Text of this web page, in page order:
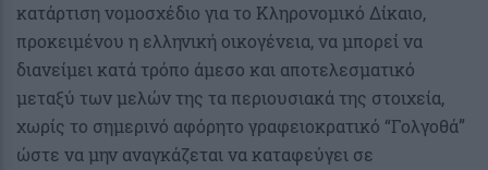
κατάρτιση νομοσχέδιο για το Κληρονομικό Δίκαιο,
προκειμένου η ελληνική οικογένεια, να μπορεί να
διανείμει κατά τρόπο άμεσο και αποτελεσματικό
μεταξύ των μελών της τα περιουσιακά της στοιχεία,
χωρίς το σημερινό αφόρητο γραφειοκρατικό “Γολγοθά”
ώστε να μην αναγκάζεται να καταφεύγει σε